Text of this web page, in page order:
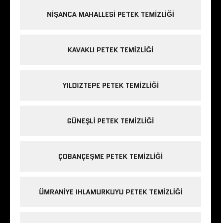
NIŞANCA MAHALLESI PETEK TEMIZLIĞI
KAVAKLI PETEK TEMIZLIĞI
YILDIZTEPE PETEK TEMIZLIĞI
GÜNEŞLI PETEK TEMIZLIĞI
ÇOBANÇEŞME PETEK TEMIZLIĞI
ÜMRANIYE IHLAMURKUYU PETEK TEMIZLIĞI